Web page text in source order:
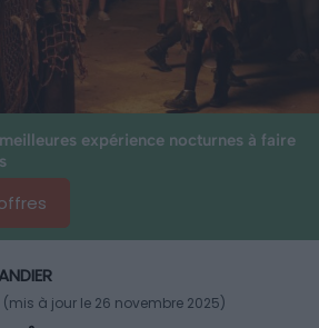
expérience nocturnes à faire
(mis à jour le 26 novembre 2025)